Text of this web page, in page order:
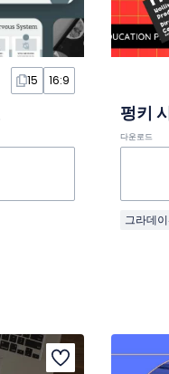
15 16:9
펑키
다운로드
그라데